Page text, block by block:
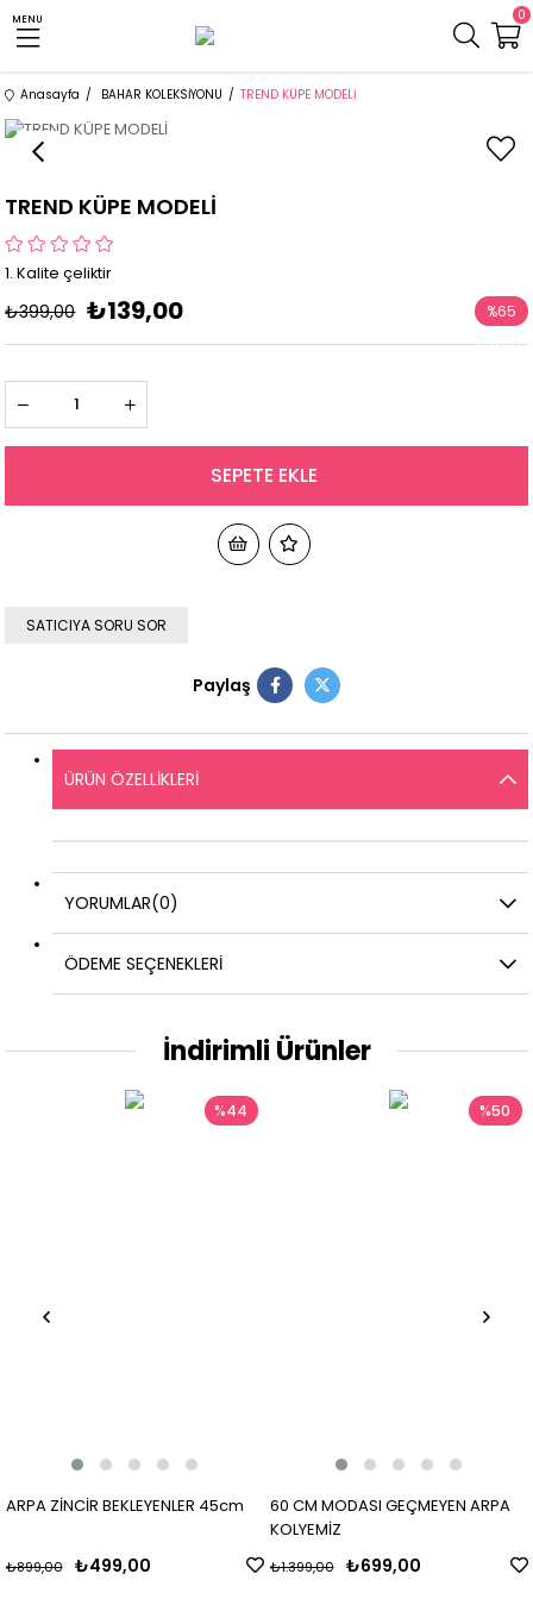
MENU 0
Anasayfa BAHAR KOLEKSİYONU TREND KÜPE MODELİ
TREND KÜPE MODELİ
1. Kalite çeliktir
₺399,00 ₺139,00 %65
İndirim
SATICIYA SORU SOR
Paylaş
ÜRÜN ÖZELLIKLERI
YORUMLAR(0)
ÖDEME SEÇENEKLERI
İndirimli Ürünler
ARPA ZİNCİR BEKLEYENLER 45cm
₺499,00
₺899,00
%44
60 CM MODASI GEÇMEYEN ARPA
KOLYEMİZ
₺699,00
₺1.399,00
%50